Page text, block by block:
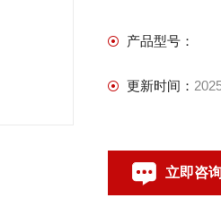
产品型号：
更新时间：
立即咨